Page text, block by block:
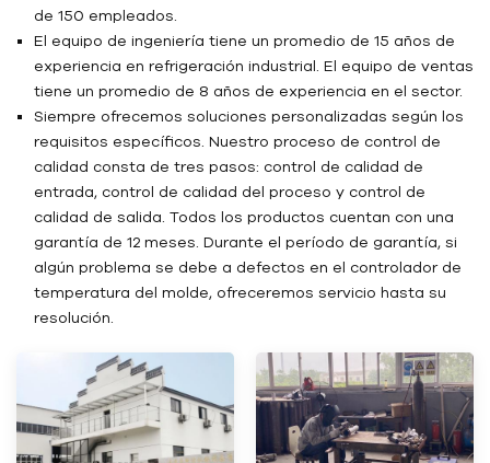
de 150 empleados.
El equipo de ingeniería tiene un promedio de 15 años de
experiencia en refrigeración industrial. El equipo de ventas
tiene un promedio de 8 años de experiencia en el sector.
Siempre ofrecemos soluciones personalizadas según los
requisitos específicos. Nuestro proceso de control de
calidad consta de tres pasos: control de calidad de
entrada, control de calidad del proceso y control de
calidad de salida. Todos los productos cuentan con una
garantía de 12 meses. Durante el período de garantía, si
algún problema se debe a defectos en el controlador de
temperatura del molde, ofreceremos servicio hasta su
resolución.